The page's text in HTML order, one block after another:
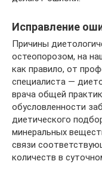
Исправление
Причины
остеопорозом, на
как правило, от
специалиста —
врача общей
обусловленности
диетического
минеральных
связи
количеств в